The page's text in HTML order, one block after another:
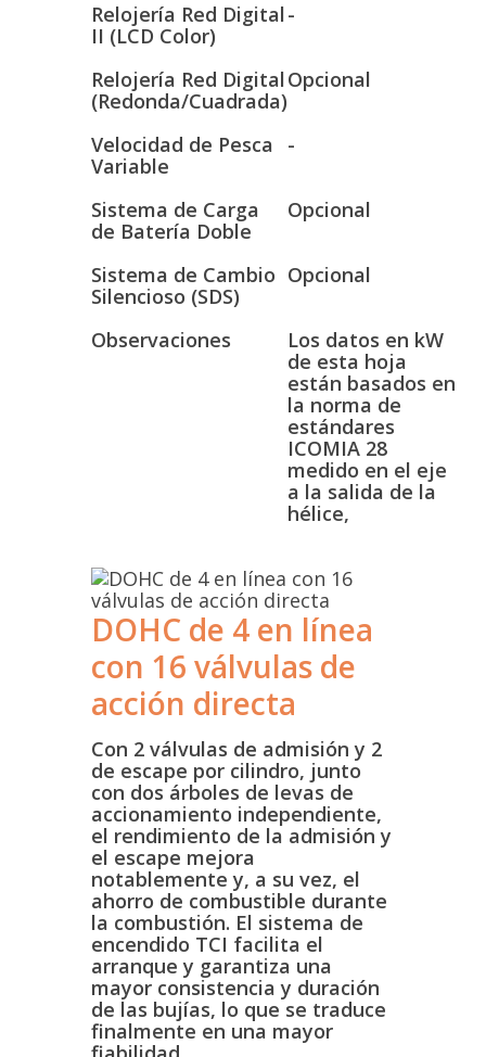
Relojería Red Digital
II (LCD Color)
-
Relojería Red Digital
(Redonda/Cuadrada)
Opcional
Velocidad de Pesca
Variable
-
Sistema de Carga
de Batería Doble
Opcional
Sistema de Cambio
Silencioso (SDS)
Opcional
Observaciones
Los datos en kW
de esta hoja
están basados en
la norma de
estándares
ICOMIA 28
medido en el eje
a la salida de la
hélice,
DOHC de 4 en línea
con 16 válvulas de
acción directa
Con 2 válvulas de admisión y 2
de escape por cilindro, junto
con dos árboles de levas de
accionamiento independiente,
el rendimiento de la admisión y
el escape mejora
notablemente y, a su vez, el
ahorro de combustible durante
la combustión. El sistema de
encendido TCI facilita el
arranque y garantiza una
mayor consistencia y duración
de las bujías, lo que se traduce
finalmente en una mayor